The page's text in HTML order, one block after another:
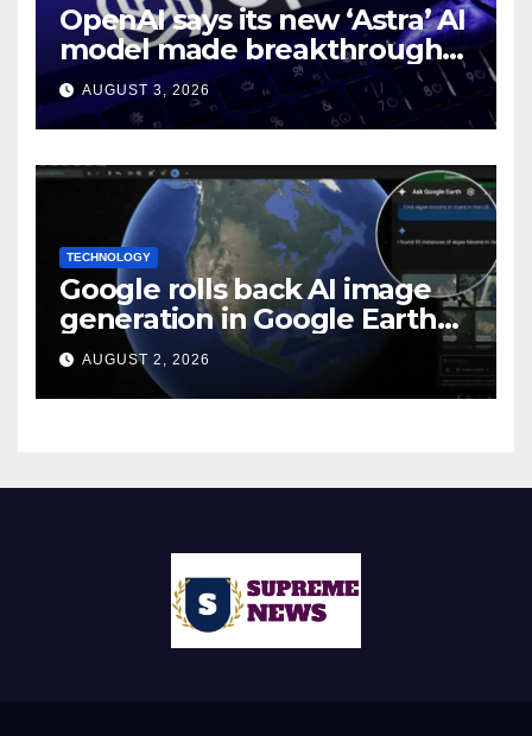
OpenAI says its new ‘Astra’ AI
model made breakthroughs
in 10 math problems
AUGUST 3, 2026
TECHNOLOGY
Google rolls back AI image
generation in Google Earth
over policy violations
AUGUST 2, 2026